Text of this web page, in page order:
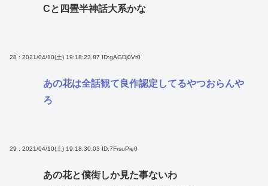
Cと四畳半神話大系かな
28 : 2021/04/10(土) 19:18:23.87 ID:gAGDj0Vr0
あの花は全話観て良作認定してるやつおらんや
ろ
29 : 2021/04/10(土) 19:18:30.03 ID:7FrsuPie0
あの花と僕街しか見た事ないわ